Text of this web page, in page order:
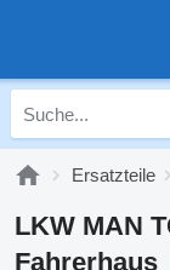
Ersatzteile
LKW MAN
Fahrerhaus